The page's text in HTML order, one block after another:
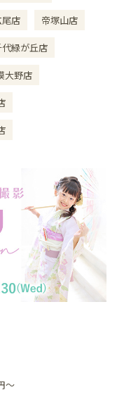
店 帝塚山店
代緑が丘店
大野店
～